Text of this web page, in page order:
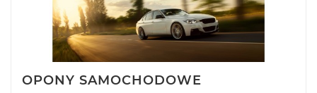
OPONY SAMOCHODOWE